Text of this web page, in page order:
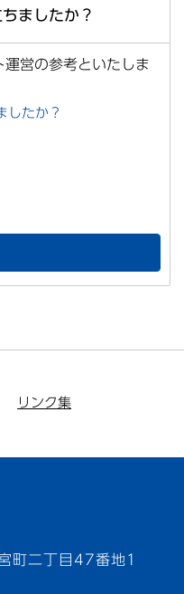
ましたか？
営の参考といたしま
したか？
リンク集
二丁目47番地1